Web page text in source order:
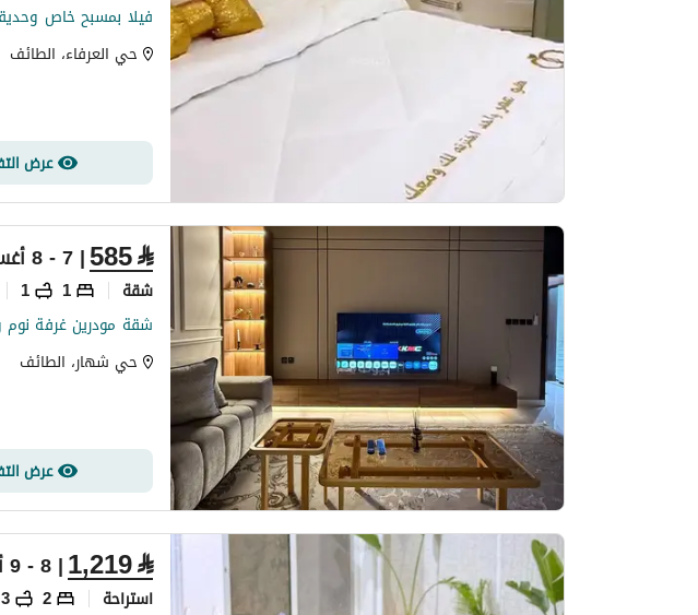
فيلا بمسبح خاص
حي العرفاء، الطائف
عرض
⃁
585| 7 - 8 أغسطس
شقة 1
1
شقة مودرين غرفة
حي شهار، الطائف
عرض
⃁
1,219| 8 - 9 أغسطس
استراحة 2
3